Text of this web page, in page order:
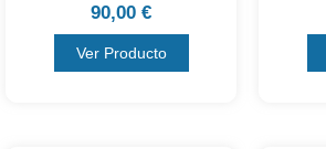
90,00 €
Ver Producto